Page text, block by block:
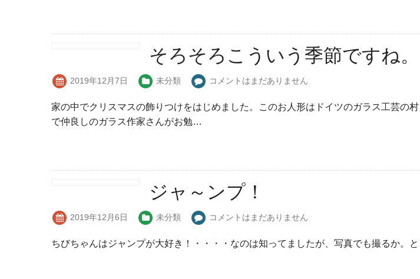
そろそろこういう季節ですね。
2019年12月7日 未分類 コメントはまだありません
家の中でクリスマスの飾りつけをはじめました。このお人形はドイツのガラス工芸の
で仲良しのガラス作家さんがお勉…
ジャ～ンプ！
2019年12月6日 未分類 コメントはまだありません
ちびちゃんはジャンプが大好き！・・・・なのは知ってましたが、写真でも撮るか。